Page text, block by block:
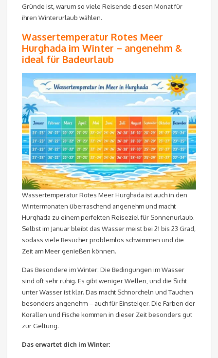
Gründe ist, warum so viele Reisende diesen Monat für
ihren Winterurlaub wählen.
Wassertemperatur Rotes Meer
Hurghada im Winter – angenehm &
ideal für Badeurlaub
Wassertemperatur Rotes Meer Hurghada ist auch in den
Wintermonaten überraschend angenehm und macht
Hurghada zu einem perfekten Reiseziel für Sonnenurlaub.
Selbst im Januar bleibt das Wasser meist bei 21 bis 23 Grad,
sodass viele Besucher problemlos schwimmen und die
Zeit am Meer genießen können.
Das Besondere im Winter: Die Bedingungen im Wasser
sind oft sehr ruhig. Es gibt weniger Wellen, und die Sicht
unter Wasser ist klar. Das macht Schnorcheln und Tauchen
besonders angenehm – auch für Einsteiger. Die Farben der
Korallen und Fische kommen in dieser Zeit besonders gut
zur Geltung.
Das erwartet dich im Winter: